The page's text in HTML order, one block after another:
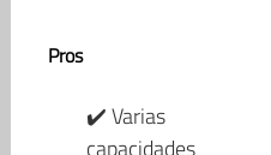
Pros
✔️ Varias
capacidades